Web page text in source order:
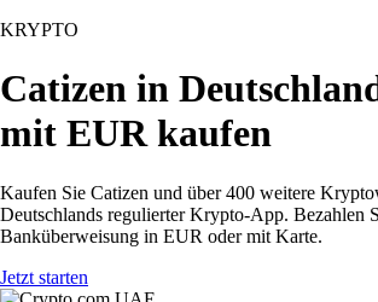
KRYPTO
Catizen in
mit EUR kaufen
Kaufen Sie Catizen und über 400 weitere
Deutschlands regulierter Krypto-App. Bezahlen
Banküberweisung in EUR oder mit Karte.
Jetzt starten